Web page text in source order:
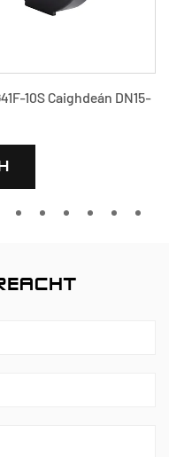
10S Caighdeán DN15-